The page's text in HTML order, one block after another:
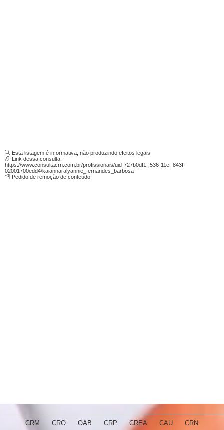
Esta listagem é informativa, não produzindo efeitos legais.
Link dessa consulta:
https://www.consultacrn.com.br/profissionais/uid-727b0df1-f536-11ef-843f-
02001700edd4/kaiannaralyannie_fernandes_barbosa
Pedido de remoção de conteúdo
CRM CRO OAB CRP CREA CAU CRN